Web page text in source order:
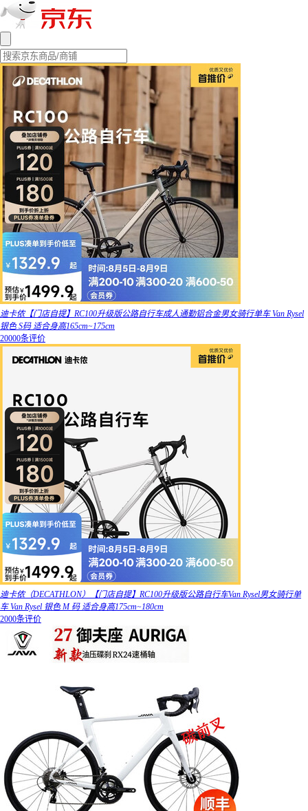
迪卡侬【门店自提】RC100升级版公路自行车成人通勤铝合金男女骑行单车 Van Rysel
银色 S码 适合身高165cm~175cm
20000条评价
迪卡侬（DECATHLON）【门店自提】RC100升级版公路自行车Van Rysel男女骑行单
车 Van Rysel 银色 M 码 适合身高175cm~180cm
2000条评价